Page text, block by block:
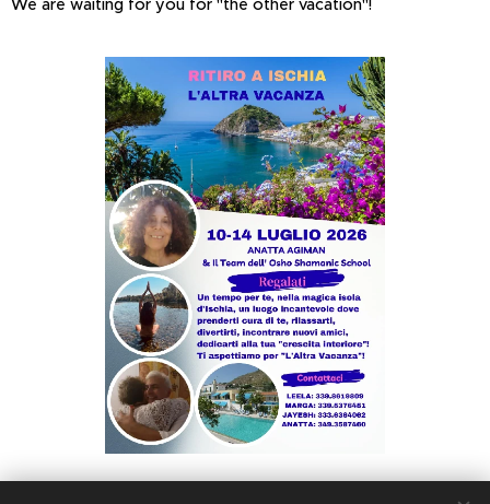
We are waiting for you for "the other vacation"!